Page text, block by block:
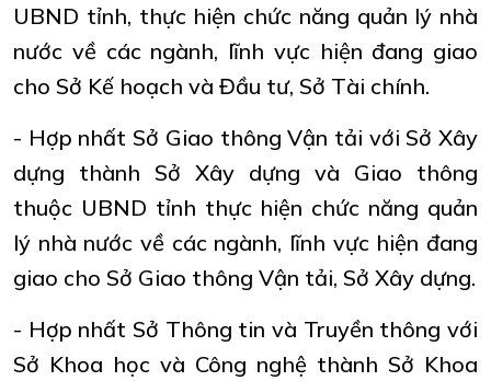
UBND tỉnh, thực hiện chức năng quản lý nhà
nước về các ngành, lĩnh vực hiện đang giao
cho Sở Kế hoạch và Đầu tư, Sở Tài chính.
- Hợp nhất Sở Giao thông Vận tải với Sở Xây
dựng thành Sở Xây dựng và Giao thông
thuộc UBND tỉnh thực hiện chức năng quản
lý nhà nước về các ngành, lĩnh vực hiện đang
giao cho Sở Giao thông Vận tải, Sở Xây dựng.
- Hợp nhất Sở Thông tin và Truyền thông với
Sở Khoa học và Công nghệ thành Sở Khoa